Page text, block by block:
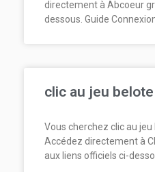
directement à Abcoeur
dessous. Guide
clic au jeu
Vous cherchez clic au
Accédez directement à
aux liens officiels ci-